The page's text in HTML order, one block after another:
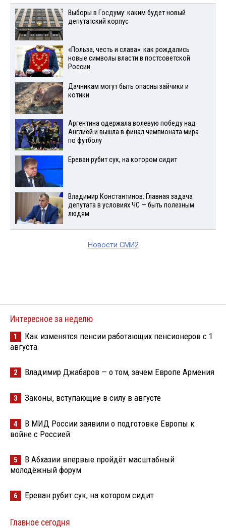
Выборы в Госдуму: каким будет новый
депутатский корпус
«Польза, честь и слава»: как рождались
новые символы власти в постсоветской
России
Дачникам могут быть опасны зайчики и
котики
Аргентина одержала волевую победу над
Англией и вышла в финал чемпионата мира
по футболу
Ереван рубит сук, на котором сидит
Владимир Константинов: Главная задача
депутата в условиях ЧС — быть полезным
людям
Новости СМИ2
Интересное за неделю
1
Как изменятся пенсии работающих пенсионеров с 1
августа
2 Владимир Джабаров — о том, зачем Европе Армения
3 Законы, вступающие в силу в августе
4
В МИД России заявили о подготовке Европы к
войне с Россией
5
В Абхазии впервые пройдёт масштабный
молодёжный форум
6 Ереван рубит сук, на котором сидит
Главное сегодня